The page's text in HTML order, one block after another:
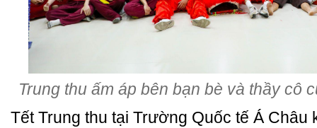
Trung thu ấm áp bên bạn bè và thầy cô
Tết Trung thu tại Trường Quốc tế Á Châu